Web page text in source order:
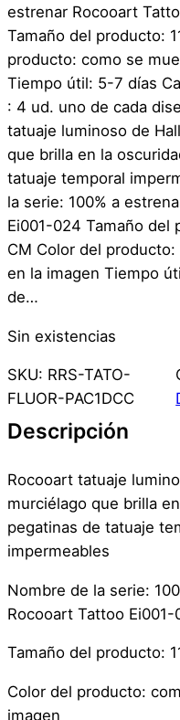
estrenar Rocooart
Tamaño del producto:
producto: como se
Tiempo útil: 5-7 días
: 4 ud. uno de cada
tatuaje luminoso de
que brilla en la
tatuaje temporal
la serie: 100% a
Ei001-024 Tamaño del
CM Color del
en la imagen Tiempo
de…
Sin existencias
SKU: RRS-TATO-
FLUOR-PAC1DCC
Descripción
Rocooart tatuaje
murciélago que brilla
pegatinas de tatuaje
impermeables
Nombre de la serie:
Rocooart Tattoo Ei001-
Tamaño del producto:
Color del producto:
imagen